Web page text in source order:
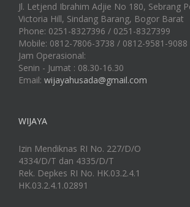
Jl. Letjend Ibrahim Adjie No 180, Sebrang
Victoria Hill, Sindang Barang, Bogor Barat
Phone: 0251-8327396 / 0251-8327399
Mobile: 0812-7806-3738 / 0812-9581-9088
Jam Operasional:
Senin - Jumat : 08.30-16.30
Email: wijayahusada@gmail.com
WIJAYA
Izin Mendiknas RI No. 227/D/O
4334/D/T dan 4335/D/T
Rek. Depkes RI No. HK.03.2.4.1
HK.03.2.4.1.02891